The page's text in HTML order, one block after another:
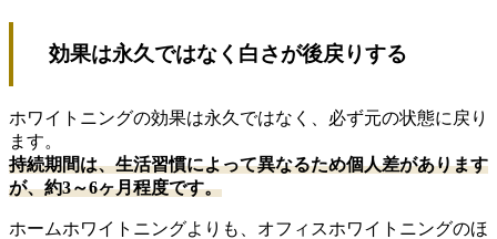
効果は永久ではなく白さが後戻りする
ホワイトニングの効果は永久ではなく、必ず元の状態に戻り
ます。
持続期間は、生活習慣によって異なるため個人差があります
が、約3～6ヶ月程度です。
ホームホワイトニングよりも、オフィスホワイトニングのほ